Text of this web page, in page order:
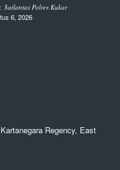
Satlantas Polres Kukar
6, 2026
Regency, East